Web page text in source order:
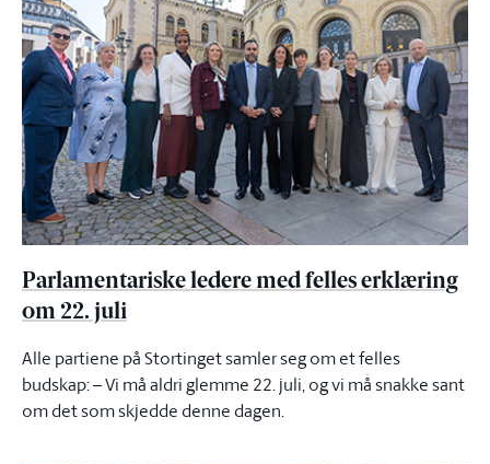
Parlamentariske ledere med felles erklæring
om 22. juli
Alle partiene på Stortinget samler seg om et felles
budskap: – Vi må aldri glemme 22. juli, og vi må snakke sant
om det som skjedde denne dagen.